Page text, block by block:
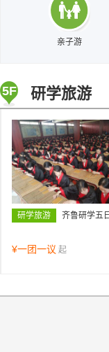
亲子游
5F 研学旅游
研学旅游 齐鲁研学五日
¥一团一议 起